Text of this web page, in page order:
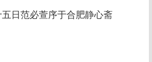
日范必萱序于合肥静心斋